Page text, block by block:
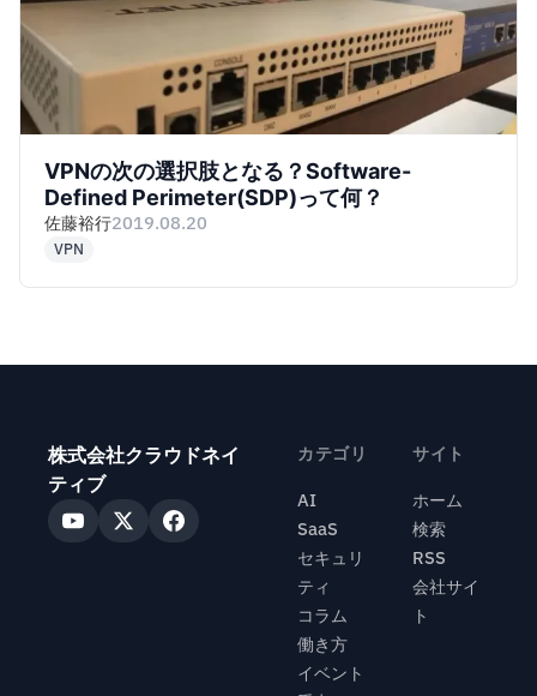
VPNの次の選択肢となる？Software-
Defined Perimeter(SDP)って何？
佐藤裕行2019.08.20
VPN
株式会社クラウドネイ
ティブ
カテゴリ
AI
SaaS
セキュリ
ティ
コラム
働き方
イベント
サイト
ホーム
検索
RSS
会社サイ
ト